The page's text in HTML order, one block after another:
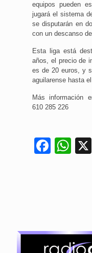
equipos pueden
jugará el sistema
se disputarán en
con un descanso
Esta liga está
años, el precio de
es de 20 euros, y
aguilarense hasta
Más información
610 285 226